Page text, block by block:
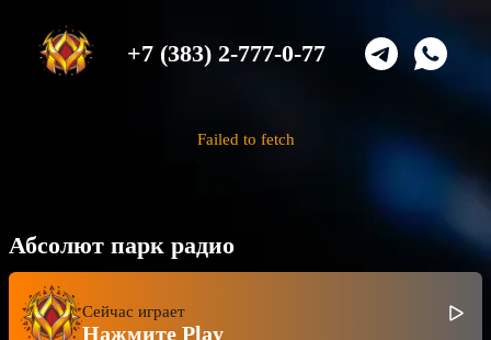
+7 (383) 2-777-0-77
Failed to fetch
Абсолют парк радио
Сейчас играет
Нажмите Play